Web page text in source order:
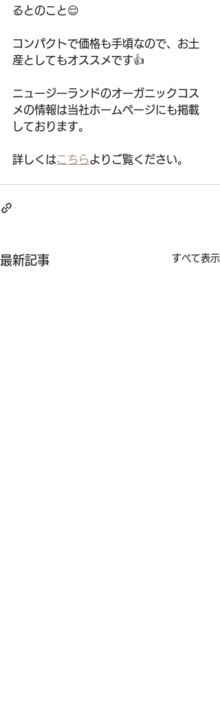
るとのこと😌
コンパクトで価格も手頃なので、お土
産としてもオススメです👍
ニュージーランドのオーガニックコス
メの情報は当社ホームページにも掲載
しております。
詳しくはこちらよりご覧ください。
最新記事 すべて表示